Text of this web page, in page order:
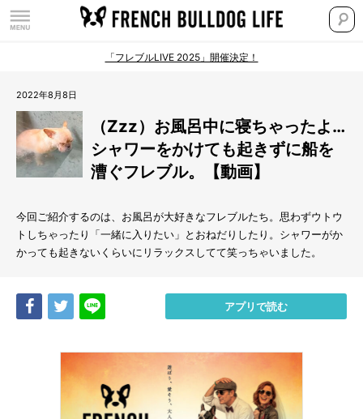
「フレブルLIVE 2025」開催決定！
2022年8月8日
（Zzz）お風呂中に寝ちゃったよ…
シャワーをかけても起きずに船を
漕ぐフレブル。【動画】
今回ご紹介するのは、お風呂が大好きなフレブルたち。思わずウトウ
トしちゃったり「一緒に入りたい」とおねだりしたり。シャワーがか
かっても起きないくらいにリラックスしてて笑っちゃいました。
Share Tweet アプリで読む